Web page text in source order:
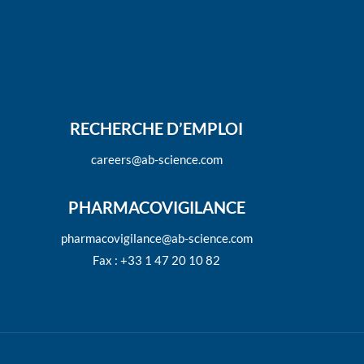
RECHERCHE D’EMPLOI
careers@ab-science.com
PHARMACOVIGILANCE
pharmacovigilance@ab-science.com
Fax : +33 1 47 20 10 82